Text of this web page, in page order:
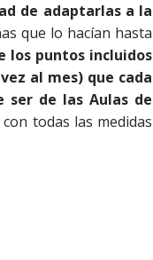
de adaptarlas a la
que lo hacían hasta
los puntos incluidos
al mes) que cada
ser de las Aulas de
todas las medidas